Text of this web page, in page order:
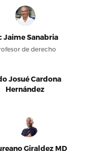
Jaime Sanabria
de derecho
Josué Cardona
Hernández
Giraldez MD